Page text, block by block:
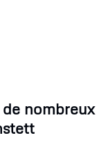
nombreux